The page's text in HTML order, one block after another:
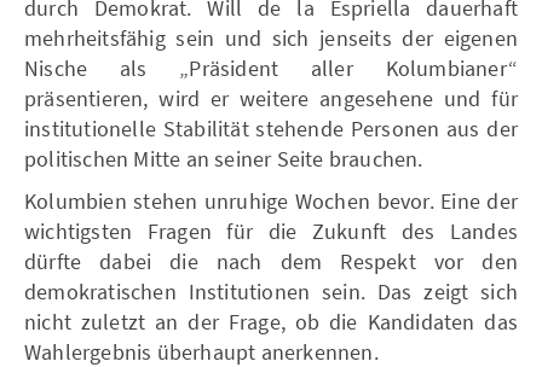
durch Demokrat. Will de la Espriella dauerhaft
mehrheitsfähig sein und sich jenseits der eigenen
Nische als „Präsident aller Kolumbianer“
präsentieren, wird er weitere angesehene und für
institutionelle Stabilität stehende Personen aus der
politischen Mitte an seiner Seite brauchen.
Kolumbien stehen unruhige Wochen bevor. Eine der
wichtigsten Fragen für die Zukunft des Landes
dürfte dabei die nach dem Respekt vor den
demokratischen Institutionen sein. Das zeigt sich
nicht zuletzt an der Frage, ob die Kandidaten das
Wahlergebnis überhaupt anerkennen.